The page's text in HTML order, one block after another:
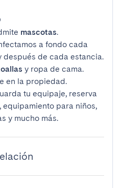
mascotas.
a fondo cada
después de cada estancia.
y ropa de cama.
en la propiedad.
tu equipaje, reserva
equipamiento para niños,
y mucho más.